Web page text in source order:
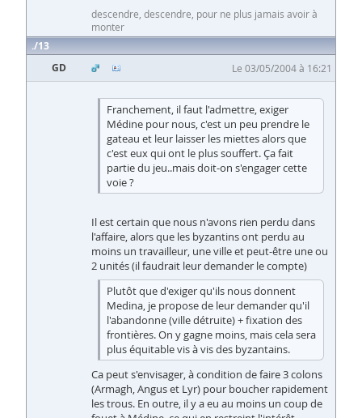
descendre, descendre, pour ne plus jamais avoir à
monter
13
GD
Le 03/05/2004 à 16:21
Franchement, il faut l'admettre, exiger
Médine pour nous, c'est un peu prendre le
gateau et leur laisser les miettes alors que
c'est eux qui ont le plus souffert. Ça fait
partie du jeu..mais doit-on s'engager cette
voie ?
Il est certain que nous n'avons rien perdu dans
l'affaire, alors que les byzantins ont perdu au
moins un travailleur, une ville et peut-être une ou
2 unités (il faudrait leur demander le compte)
Plutôt que d'exiger qu'ils nous donnent
Medina, je propose de leur demander qu'il
l'abandonne (ville détruite) + fixation des
frontières. On y gagne moins, mais cela sera
plus équitable vis à vis des byzantains.
Ca peut s'envisager, à condition de faire 3 colons
(Armagh, Angus et Lyr) pour boucher rapidement
les trous. En outre, il y a eu au moins un coup de